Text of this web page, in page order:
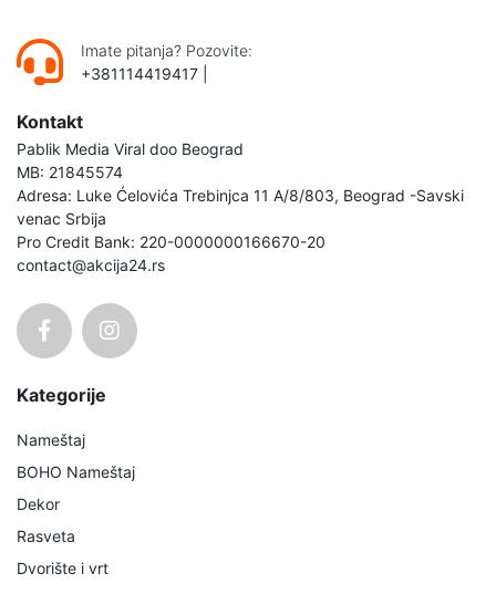
Imate pitanja? Pozovite:
+381114419417
Kontakt
Pablik Media Viral doo Beograd
MB: 21845574
Adresa: Luke Ćelovića Trebinjca 11 A/8/803, Beograd -Savski
venac Srbija
Pro Credit Bank: 220-0000000166670-20
contact@akcija24.rs
Kategorije
Nameštaj
BOHO Nameštaj
Dekor
Rasveta
Dvorište i vrt